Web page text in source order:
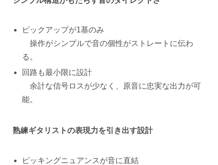
ピックアップが1基のみ
操作がシンプルで音の個性がストレートに伝わ
る。
回路も最小限に設計
余計な信号ロスが少なく、原音に忠実な出力が可
能。
熟練ギタリストの表現力を引き出す設計
ピッキングニュアンスが音に直結